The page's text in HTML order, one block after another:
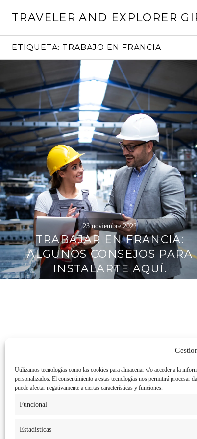
Utilizamos tecnologías como las cookies para almacenar y/o acceder a la
personalizados. El consentimiento a estas tecnologías nos permitirá
puede afectar negativamente a ciertas características y funciones.
Funcional
Estadísticas
TRAVELER AND EXPLORER
ETIQUETA: TRABAJO EN FRANCIA
23 noviembre 2022
TRABAJAR EN FRANCIA:
ALGUNOS CONSEJOS PARA
INSTALARTE AQUÍ.